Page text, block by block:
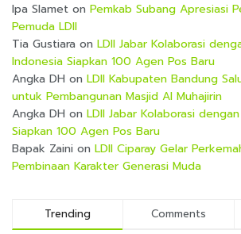
Ipa Slamet on Pemkab Subang Apresiasi
Pemuda LDII
Tia Gustiara on LDII Jabar Kolaborasi
Indonesia Siapkan 100 Agen Pos Baru
Angka DH on LDII Kabupaten Bandung
untuk Pembangunan Masjid Al Muhajirin
Angka DH on LDII Jabar Kolaborasi
Siapkan 100 Agen Pos Baru
Bapak Zaini on LDII Ciparay Gelar
Pembinaan Karakter Generasi Muda
Trending Comments